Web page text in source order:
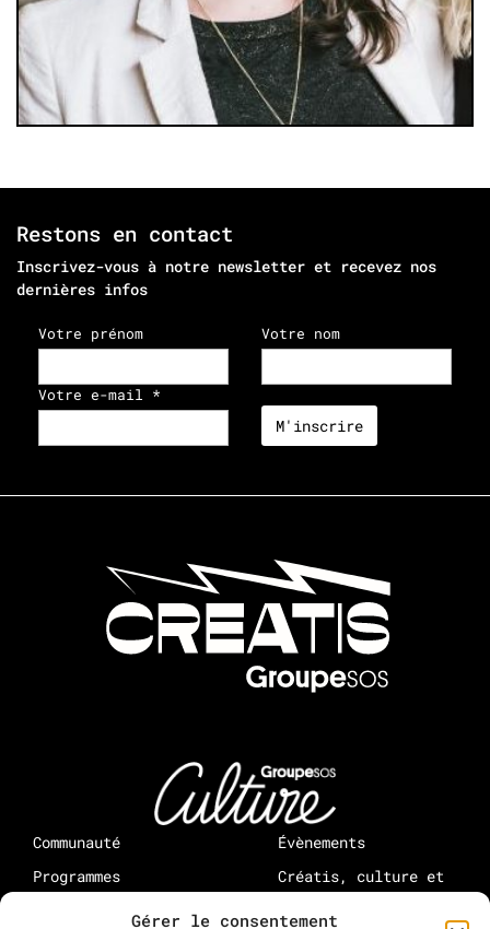
Gérer le consentement
activistes en zones de guerre
Restons en contact
Inscrivez-vous à notre newsletter et recevez nos
dernières infos
Votre prénom Votre nom
Votre e-mail *
Communauté
Programmes
Évènements
Créatis, culture et
médias : à propos